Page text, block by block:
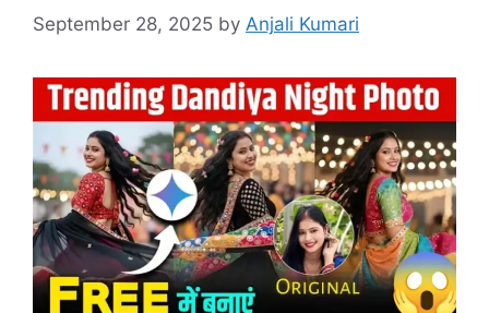
September 28, 2025 by Anjali Kumari